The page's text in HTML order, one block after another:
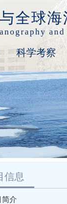
全球
科学考察
信息
简介